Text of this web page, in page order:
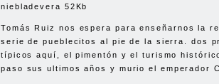
niebladevera 52Kb
Tomás Ruiz nos espera para enseñarnos la
serie de pueblecitos al pie de la sierra. dos
típicos aquí, el pimentón y el turismo
paso sus ultimos años y murio el emperador